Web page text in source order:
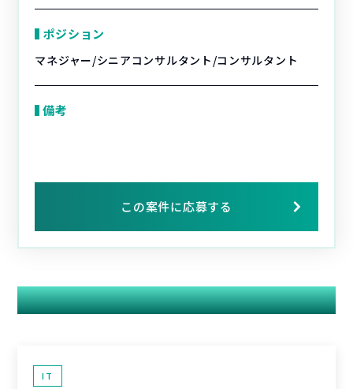
ポジション
マネジャー/シニアコンサルタント/コンサルタント
備考
この案件に応募する
関連する案件
IT